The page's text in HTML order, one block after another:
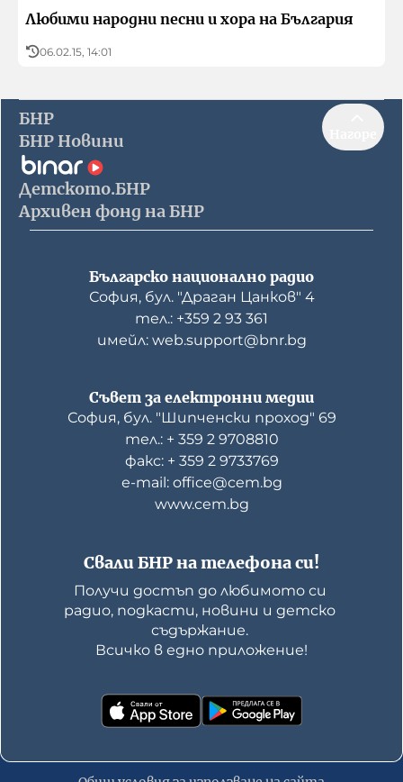
Любими народни песни и хора на България
06.02.15, 14:01
БНР
БНР Новини
Детското.БНР
Архивен фонд на БНР
Българско национално радио
София, бул. "Драган Цанков" 4
тел.: +359 2 93 361
имейл: web.support@bnr.bg
Свали БНР на телефона си!
Получи достъп до любимото си
радио, подкасти, новини и детско
съдържание.
Всичко в едно приложение!
Съвет за електронни медии
София, бул. "Шипченски проход" 69
тел.: + 359 2 9708810
факс: + 359 2 9733769
е-mail: office@cem.bg
www.cem.bg